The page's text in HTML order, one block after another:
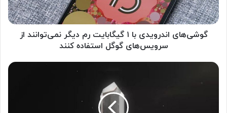
ی
ا
ن
ی
گوشی‌های اندرویدی با ۱ گیگابایت رم دیگر نمی‌توانند از
سرویس‌های گوگل استفاده کنند
چ